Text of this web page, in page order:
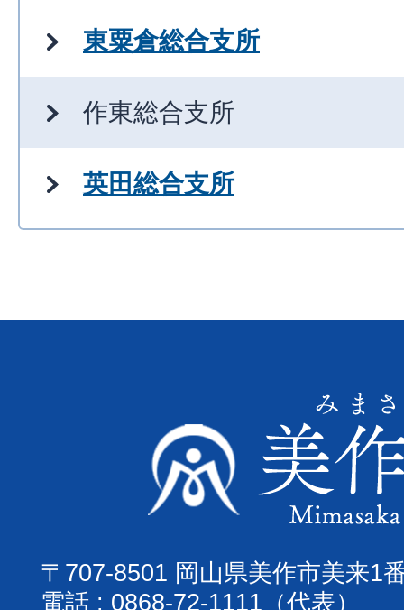
東粟倉総合支所
作東総合支所
英田総合支所
〒707-8501 岡山県美作市美来1
電話 : 0868-72-1111（代表）